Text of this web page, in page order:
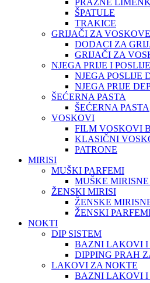
PRAZNE
ŠPATULE
TRAKICE
GRIJAČI ZA
DODACI ZA
GRIJAČI ZA
NJEGA PRIJE I
NJEGA POSLIJE
NJEGA PRIJE
ŠEĆERNA PASTA
ŠEĆERNA PASTA
VOSKOVI
FILM VOSKOVI
KLASIČNI
PATRONE
MIRISI
MUŠKI PARFEMI
MUŠKE
ŽENSKI MIRISI
ŽENSKE
ŽENSKI
NOKTI
DIP SISTEM
BAZNI LAKOVI I
DIPPING PRAH
LAKOVI ZA NOKTE
BAZNI LAKOVI I